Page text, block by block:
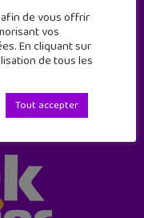
!
de vous offrir
vos
En cliquant sur
de tous les
Tout accepter